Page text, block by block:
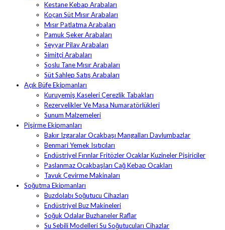
Kestane Kebap Arabaları
Koçan Süt Mısır Arabaları
Mısır Patlatma Arabaları
Pamuk Şeker Arabaları
Seyyar Pilav Arabaları
Simitçi Arabaları
Soslu Tane Mısır Arabaları
Süt Sahlep Satış Arabaları
Açık Büfe Ekipmanları
Kuruyemiş Kaseleri Çerezlik Tabakları
Rezervelikler Ve Masa Numaratörlükleri
Sunum Malzemeleri
Pişirme Ekipmanları
Bakır Izgaralar Ocakbaşı Mangalları Davlumbazlar
Benmari Yemek Isıtıcıları
Endüstriyel Fırınlar Fritözler Ocaklar Kuzineler Pişiriciler
Paslanmaz Ocakbaşları Cağ Kebap Ocakları
Tavuk Çevirme Makinaları
Soğutma Ekipmanları
Buzdolabı Soğutucu Cihazları
Endüstriyel Buz Makineleri
Soğuk Odalar Buzhaneler Raflar
Su Sebili Modelleri Su Soğutucuları Cihazlar